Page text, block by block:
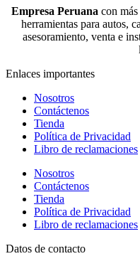
Empresa Peruana con
herramientas para autos,
asesoramiento, venta e
Enlaces importantes
Nosotros
Contáctenos
Tienda
Política de Privacidad
Libro de reclamaciones
Nosotros
Contáctenos
Tienda
Política de Privacidad
Libro de reclamaciones
Datos de contacto